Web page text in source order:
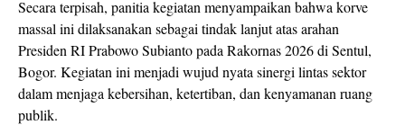
Secara terpisah, panitia kegiatan menyampaikan bahwa korve
massal ini dilaksanakan sebagai tindak lanjut atas arahan
Presiden RI Prabowo Subianto pada Rakornas 2026 di Sentul,
Bogor. Kegiatan ini menjadi wujud nyata sinergi lintas sektor
dalam menjaga kebersihan, ketertiban, dan kenyamanan ruang
publik.